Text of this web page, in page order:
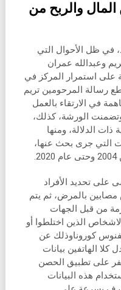
والربح من
في ظل الأحوال التي
وعبدالله عمران
على استمرار المركز في
رسالة المرحومين تريم
في الارتقاء بالعمل
وتضمنت الورشة، كذلك،
الدلالة، ومنها
التي جرى بحث عنها،
على تحديد الأفراد
بالمرض، ثم يتم
من قبل الجهات
الذين اختلطوا أو
كوروناوذلك عن
كلا الهاتفين بيانات
على تطبيق الحصن
هذه البيانات